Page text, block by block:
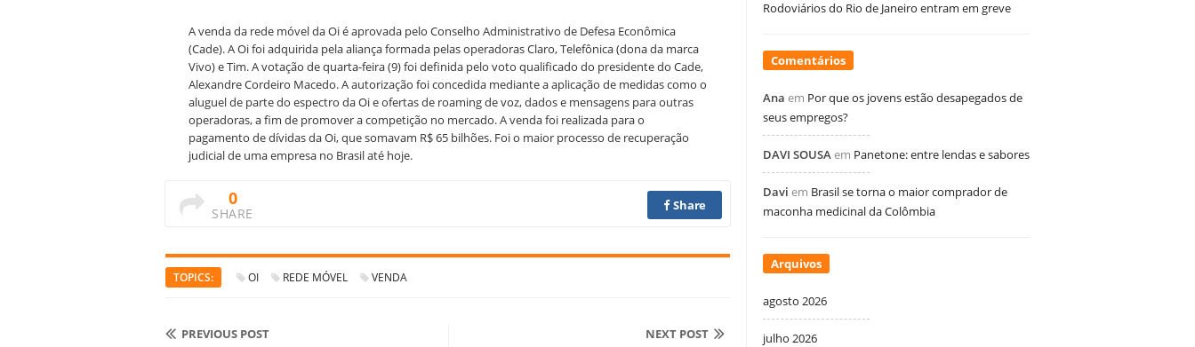
A venda da rede móvel da Oi é aprovada pelo Conselho Administrativo de Defesa Econômica
(Cade). A Oi foi adquirida pela aliança formada pelas operadoras Claro, Telefônica (dona da marca
Vivo) e Tim. A votação de quarta-feira (9) foi definida pelo voto qualificado do presidente do Cade,
Alexandre Cordeiro Macedo. A autorização foi concedida mediante a aplicação de medidas como o
aluguel de parte do espectro da Oi e ofertas de roaming de voz, dados e mensagens para outras
operadoras, a fim de promover a competição no mercado. A venda foi realizada para o
pagamento de dívidas da Oi, que somavam R$ 65 bilhões. Foi o maior processo de recuperação
judicial de uma empresa no Brasil até hoje.
0
SHARE
Share
TOPICS: OI REDE MÓVEL VENDA
PREVIOUS POST NEXT POST
Rodoviários do Rio de Janeiro entram em greve
Comentários
Ana em Por que os jovens estão desapegados de
seus empregos?
DAVI SOUSAem Panetone: entre lendas e sabores
Davi em Brasil se torna o maior comprador de
maconha medicinal da Colômbia
Arquivos
agosto 2026
julho 2026